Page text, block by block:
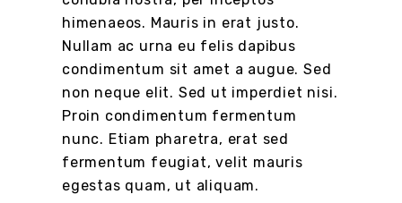
himenaeos. Mauris in erat justo.
Nullam ac urna eu felis dapibus
condimentum sit amet a augue. Sed
non neque elit. Sed ut imperdiet nisi.
Proin condimentum fermentum
nunc. Etiam pharetra, erat sed
fermentum feugiat, velit mauris
egestas quam, ut aliquam.